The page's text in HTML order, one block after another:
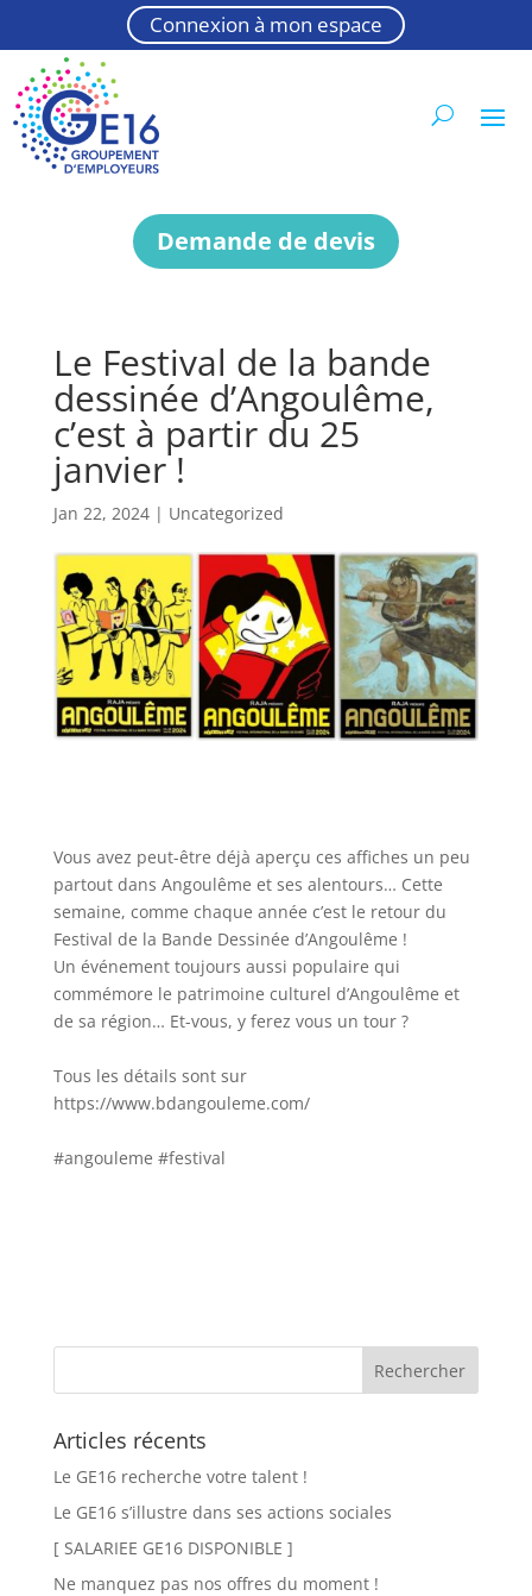
Connexion à mon espace
Demande de devis
Le Festival de la bande
dessinée d’Angoulême,
c’est à partir du 25
janvier !
Jan 22, 2024| Uncategorized
Vous avez peut-être déjà aperçu ces affiches un peu
partout dans Angoulême et ses alentours… Cette
semaine, comme chaque année c’est le retour du
Festival de la Bande Dessinée d’Angoulême !
Un événement toujours aussi populaire qui
commémore le patrimoine culturel d’Angoulême et
de sa région… Et-vous, y ferez vous un tour ?
Tous les détails sont sur
https://www.bdangouleme.com/
#angouleme #festival
Articles récents
Le GE16 recherche votre talent !
Le GE16 s’illustre dans ses actions sociales
[ SALARIEE GE16 DISPONIBLE ]
Ne manquez pas nos offres du moment !